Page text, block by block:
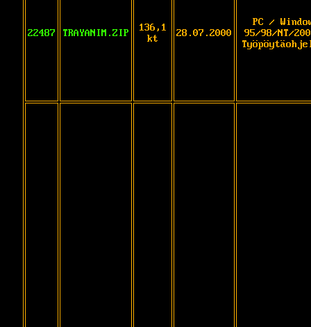
22487 TRAYANIM.ZIP
136,1
kt
28.07.2000
PC /
95/98/NT/